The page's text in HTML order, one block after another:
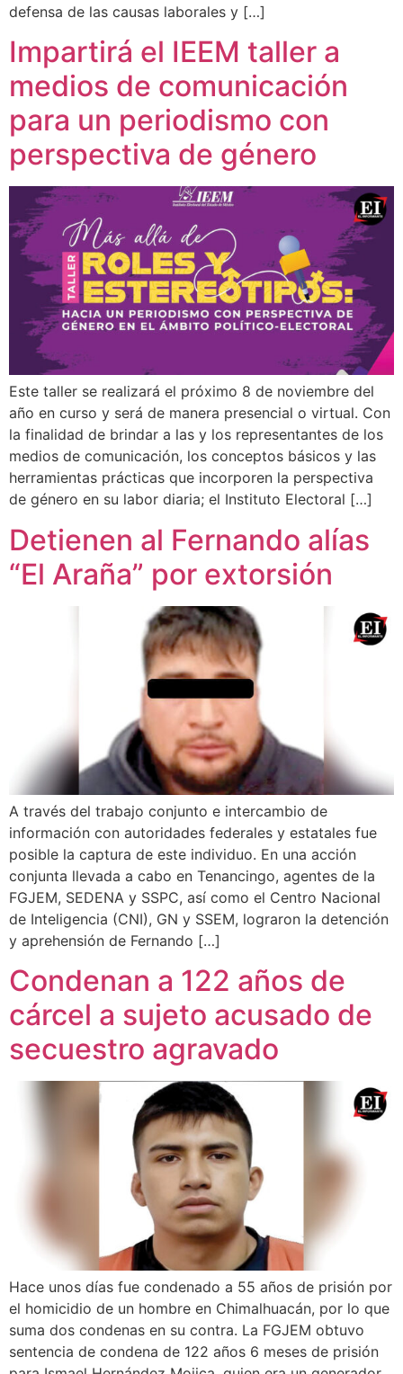
defensa de las causas laborales y […]
Impartirá el IEEM taller a
medios de comunicación
para un periodismo con
perspectiva de género
Este taller se realizará el próximo 8 de noviembre del
año en curso y será de manera presencial o virtual. Con
la finalidad de brindar a las y los representantes de los
medios de comunicación, los conceptos básicos y las
herramientas prácticas que incorporen la perspectiva
de género en su labor diaria; el Instituto Electoral […]
Detienen al Fernando alías
“El Araña” por extorsión
A través del trabajo conjunto e intercambio de
información con autoridades federales y estatales fue
posible la captura de este individuo. En una acción
conjunta llevada a cabo en Tenancingo, agentes de la
FGJEM, SEDENA y SSPC, así como el Centro Nacional
de Inteligencia (CNI), GN y SSEM, lograron la detención
y aprehensión de Fernando […]
Condenan a 122 años de
cárcel a sujeto acusado de
secuestro agravado
Hace unos días fue condenado a 55 años de prisión por
el homicidio de un hombre en Chimalhuacán, por lo que
suma dos condenas en su contra. La FGJEM obtuvo
sentencia de condena de 122 años 6 meses de prisión